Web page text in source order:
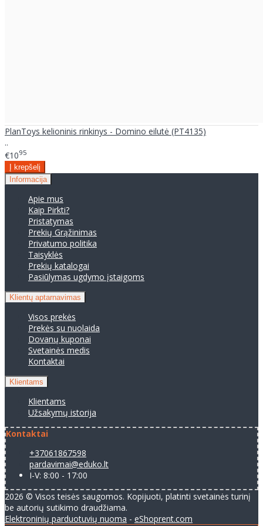
PlanToys kelioninis rinkinys - Domino eilutė (PT4135)
..
€1095
Informacija
Apie mus
Kaip Pirkti?
Pristatymas
Prekių Grąžinimas
Privatumo politika
Taisyklės
Prekių katalogai
Pasiūlymas ugdymo įstaigoms
Klientų aptarnavimas
Visos prekės
Prekės su nuolaida
Dovanų kuponai
Svetainės medis
Kontaktai
Klientams
Klientams
Užsakymų istorija
Kontaktai
+37061867598
pardavimai@eduko.lt
I-V: 8:00 - 17:00
2026 © Visos teisės saugomos. Kopijuoti, platinti svetainės turinį
be autorių sutikimo draudžiama.
Elektroninių parduotuvių nuoma - eShoprent.com